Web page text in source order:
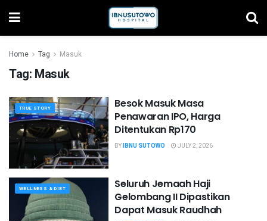
Home Tag Masuk
Tag: Masuk
TRUE STORY
Besok Masuk Masa
Penawaran IPO, Harga
Ditentukan Rp170
BYIBNU SUTOWO JULY 2, 2026
WELLNESS & DIET
Seluruh Jemaah Haji
Gelombang II Dipastikan
Dapat Masuk Raudhah